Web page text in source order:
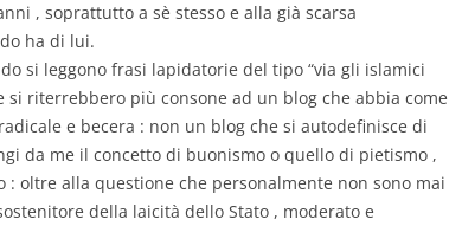
, soprattutto a sè stesso e alla già scarsa
ha di lui.
si leggono frasi lapidatorie del tipo “via gli islamici
si riterrebbero più consone ad un blog che abbia come
e becera : non un blog che si autodefinisce di
da me il concetto di buonismo o quello di pietismo ,
oltre alla questione che personalmente non sono mai
della laicità dello Stato , moderato e